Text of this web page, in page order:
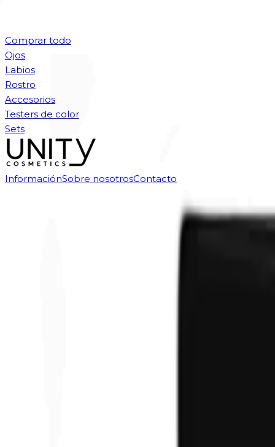
Comprar todo
Ojos
Labios
Rostro
Accesorios
Testers de color
Sets
InformaciónSobre nosotrosContacto